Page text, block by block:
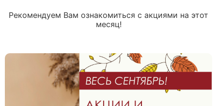
Рекомендуем Вам ознакомиться с акциями на этот
месяц!